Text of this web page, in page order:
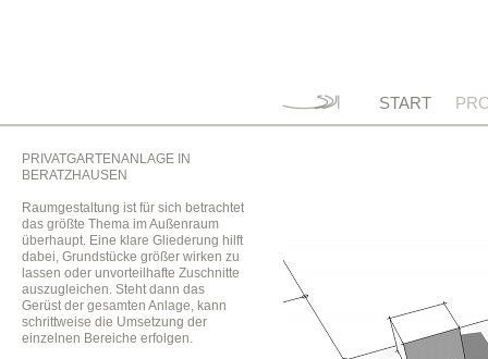
START
PRIVATGARTENANLAGE IN
BERATZHAUSEN
Raumgestaltung ist für sich betrachtet
das größte Thema im Außenraum
überhaupt. Eine klare Gliederung hilft
dabei, Grundstücke größer wirken zu
lassen oder unvorteilhafte Zuschnitte
auszugleichen. Steht dann das
Gerüst der gesamten Anlage, kann
schrittweise die Umsetzung der
einzelnen Bereiche erfolgen.